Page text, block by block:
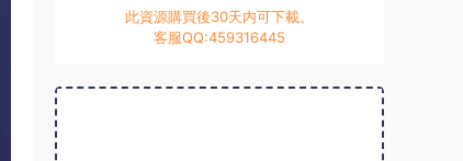
此資源購買後30天内可下載。
客服QQ:459316445